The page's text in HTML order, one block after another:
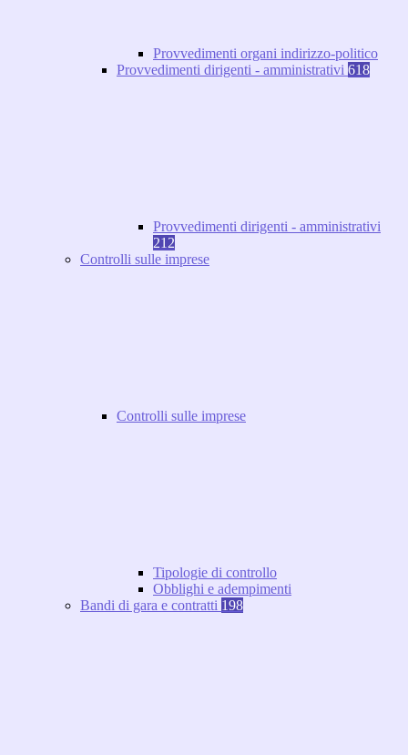
Provvedimenti organi indirizzo-politico
Provvedimenti dirigenti - amministrativi 618
Provvedimenti dirigenti - amministrativi
212
Controlli sulle imprese
Controlli sulle imprese
Tipologie di controllo
Obblighi e adempimenti
Bandi di gara e contratti 198